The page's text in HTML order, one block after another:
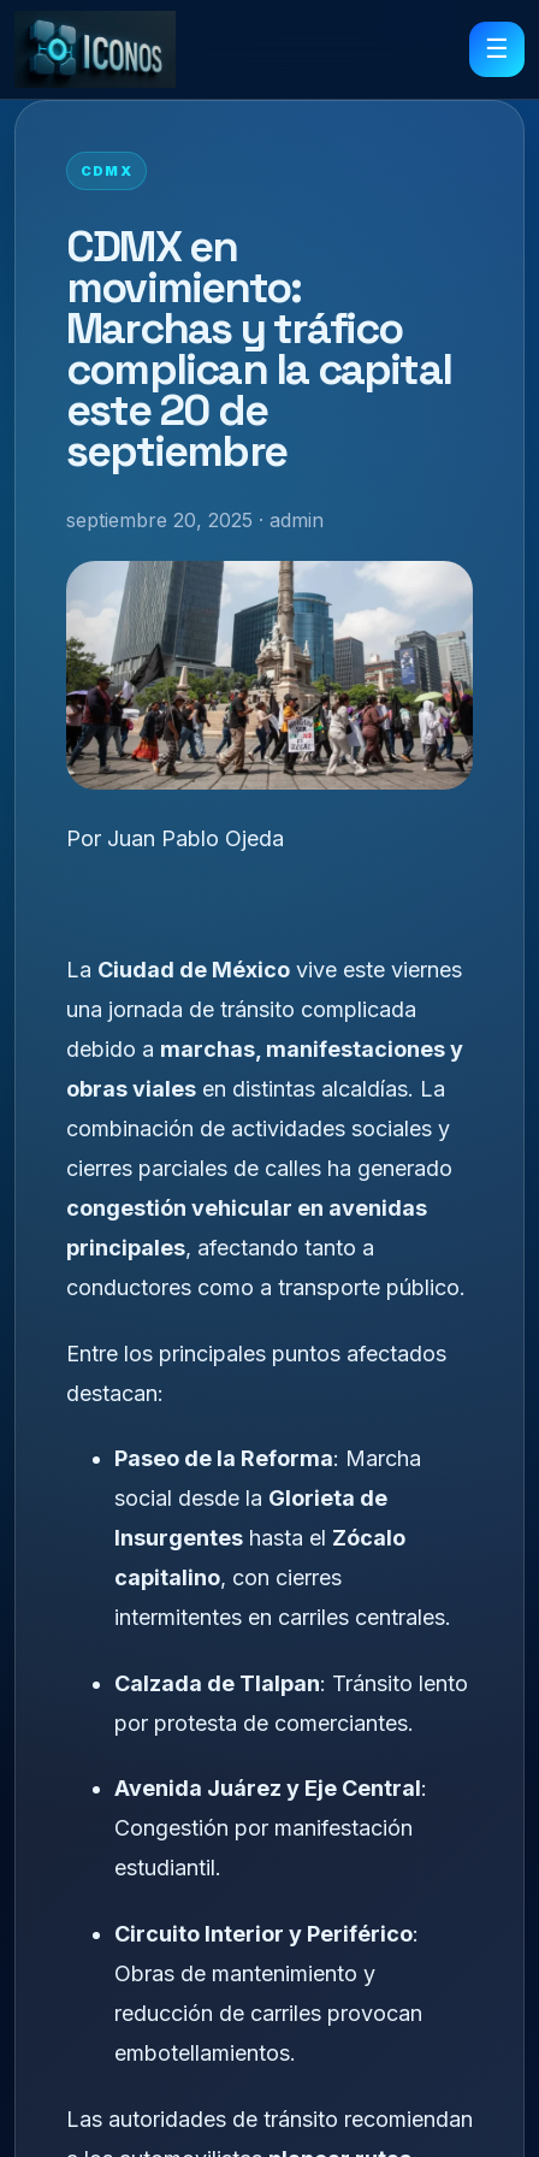
☰
CDMX
CDMX en
movimiento:
Marchas y tráfico
complican la capital
este 20 de
septiembre
septiembre 20, 2025 · admin
Por Juan Pablo Ojeda
La Ciudad de México vive este viernes
una jornada de tránsito complicada
debido a marchas, manifestaciones y
obras viales en distintas alcaldías. La
combinación de actividades sociales y
cierres parciales de calles ha generado
congestión vehicular en avenidas
principales, afectando tanto a
conductores como a transporte público.
Entre los principales puntos afectados
destacan:
Paseo de la Reforma: Marcha
social desde la Glorieta de
Insurgentes hasta el Zócalo
capitalino, con cierres
intermitentes en carriles centrales.
Calzada de Tlalpan: Tránsito lento
por protesta de comerciantes.
Avenida Juárez y Eje Central:
Congestión por manifestación
estudiantil.
Circuito Interior y Periférico:
Obras de mantenimiento y
reducción de carriles provocan
embotellamientos.
Las autoridades de tránsito recomiendan